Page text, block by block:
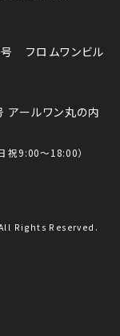
フロムワンビル
ールワン丸の内
祝9:00～18:00）
Rights Reserved.